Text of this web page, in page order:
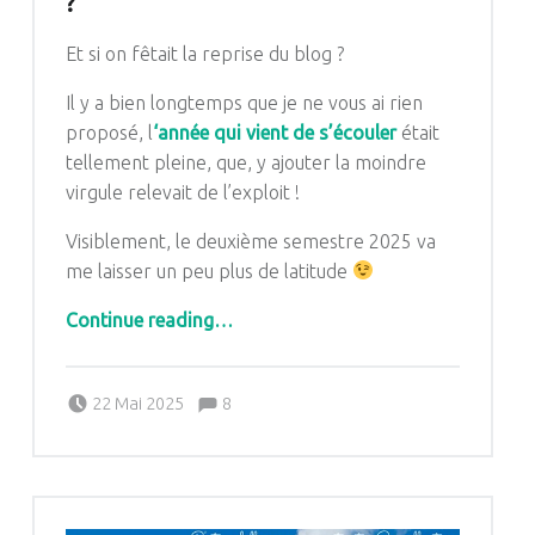
Et si on fêtait la reprise du blog ?
Il y a bien longtemps que je ne vous ai rien
proposé, l ‘année qui vient de s’écoulerétait
tellement pleine, que, y ajouter la moindre
virgule relevait de l’exploit !
Visiblement, le deuxième semestre 2025 va
me laisser un peu plus de latitude
Continue reading“Cap ou pas Cap, Kal ou pas Kal ?”…
22 Mai 2025
Pascale G&-BdC-WKF
Comments:8